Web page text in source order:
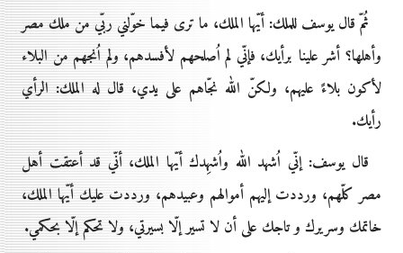
ثُمّ قال يوسف للملك: أيّها الملك، ما ترى فيما خوّلني ربّي من ملك مصر
وأهلها؟ أشر علينا برأيك، فإنّي لم اُصلحهم لأفسدهم، ولم اُنجهم من البلاء
لأكون بلاءً عليهم، ولكنّ الله نجّاهم على يدي، قال له الملك: الرأي
رأيك.
قال يوسف: إنّي اُشهد الله واُشهِدك أيّها الملك، أنّي قد أعتقت أهل
مصر كلّهم، ورددت إليهم أموالهم وعبيدهم، ورددت عليك أيّها الملك،
خاتمك وسريرك و تاجك على أن لا تسير إلّا بسيرتي، ولا تحكم إلّا بحكمي.